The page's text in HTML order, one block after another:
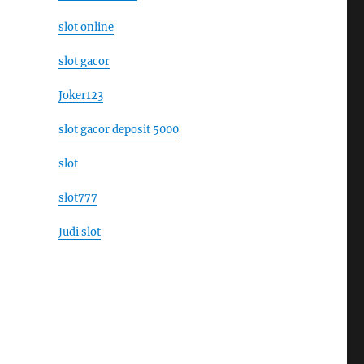
slot online
slot gacor
Joker123
slot gacor deposit 5000
slot
slot777
Judi slot